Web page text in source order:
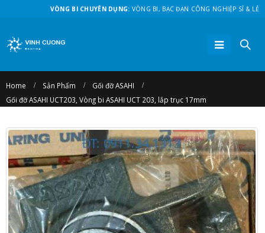
VÒNG BI CHUYÊN DỤNG: VÒNG BI, BẠC ĐẠN CÔNG NGHIỆP SỈ & LẺ
Home Sản Phẩm
Gối đỡ ASAHI
Gối đỡ ASAHI UCT203, Vòng bi ASAHI UCT 203, lắp trục 17mm